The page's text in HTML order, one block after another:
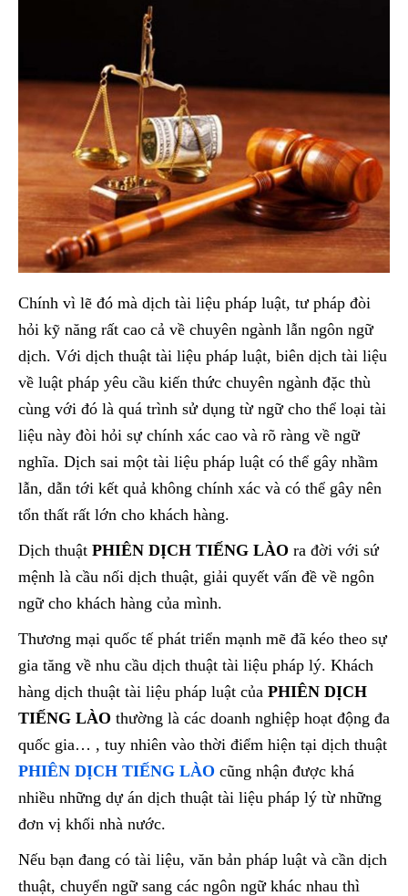
Chính vì lẽ đó mà dịch tài liệu pháp luật, tư pháp đòi
hỏi kỹ năng rất cao cả về chuyên ngành lẫn ngôn ngữ
dịch. Với dịch thuật tài liệu pháp luật, biên dịch tài liệu
về luật pháp yêu cầu kiến thức chuyên ngành đặc thù
cùng với đó là quá trình sử dụng từ ngữ cho thể loại tài
liệu này đòi hỏi sự chính xác cao và rõ ràng về ngữ
nghĩa. Dịch sai một tài liệu pháp luật có thể gây nhầm
lẫn, dẫn tới kết quả không chính xác và có thể gây nên
tổn thất rất lớn cho khách hàng.
Dịch thuật PHIÊN DỊCH TIẾNG LÀO ra đời với sứ
mệnh là cầu nối dịch thuật, giải quyết vấn đề về ngôn
ngữ cho khách hàng của mình.
Thương mại quốc tế phát triển mạnh mẽ đã kéo theo sự
gia tăng về nhu cầu dịch thuật tài liệu pháp lý. Khách
hàng dịch thuật tài liệu pháp luật của PHIÊN DỊCH
TIẾNG LÀO thường là các doanh nghiệp hoạt động đa
quốc gia… , tuy nhiên vào thời điểm hiện tại dịch thuật
PHIÊN DỊCH TIẾNG LÀO cũng nhận được khá
nhiều những dự án dịch thuật tài liệu pháp lý từ những
đơn vị khối nhà nước.
Nếu bạn đang có tài liệu, văn bản pháp luật và cần dịch
thuật, chuyển ngữ sang các ngôn ngữ khác nhau thì